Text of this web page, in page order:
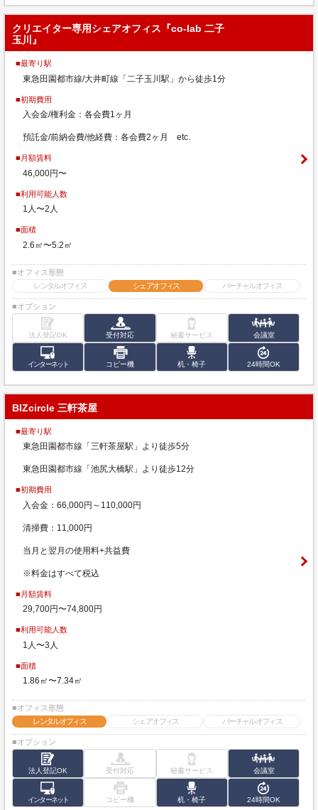
クリエイター専用シェアオフィス『co-lab 二子
玉川』
■最寄り駅
東急田園都市線/大井町線「二子玉川駅」から徒歩1分
■初期費用
入会金/権利金：各会費1ヶ月
預託金/前納会費/他経費：各会費2ヶ月 etc.
■月額賃料
46,000円〜
■利用可能人数
1人〜2人
■面積
2.6㎡〜5.2㎡
■オフィス形態
レンタルオフィス
シェアオフィス バーチャルオフィス
■オプション
法人登記OK 受付対応 秘書サービス 会議室
インターネット コピー機 机・椅子 24時間OK
BIZcircle 三軒茶屋
■最寄り駅
東急田園都市線「三軒茶屋駅」より徒歩5分
東急田園都市線「池尻大橋駅」より徒歩12分
■初期費用
入会金：66,000円～110,000円
清掃費：11,000円
当月と翌月の使用料+共益費
※料金はすべて税込
■月額賃料
29,700円〜74,800円
■利用可能人数
1人〜3人
■面積
1.86㎡〜7.34㎡
■オフィス形態
レンタルオフィス
シェアオフィス バーチャルオフィス
■オプション
法人登記OK 受付対応 秘書サービス 会議室
インターネット コピー機 机・椅子 24時間OK